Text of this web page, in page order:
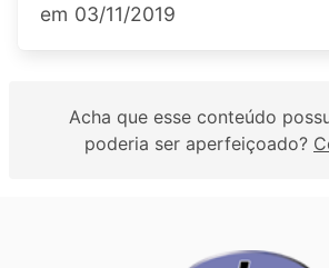
em 03/11/2019
Acha que esse conteúdo
poderia ser aperfeiçoado?